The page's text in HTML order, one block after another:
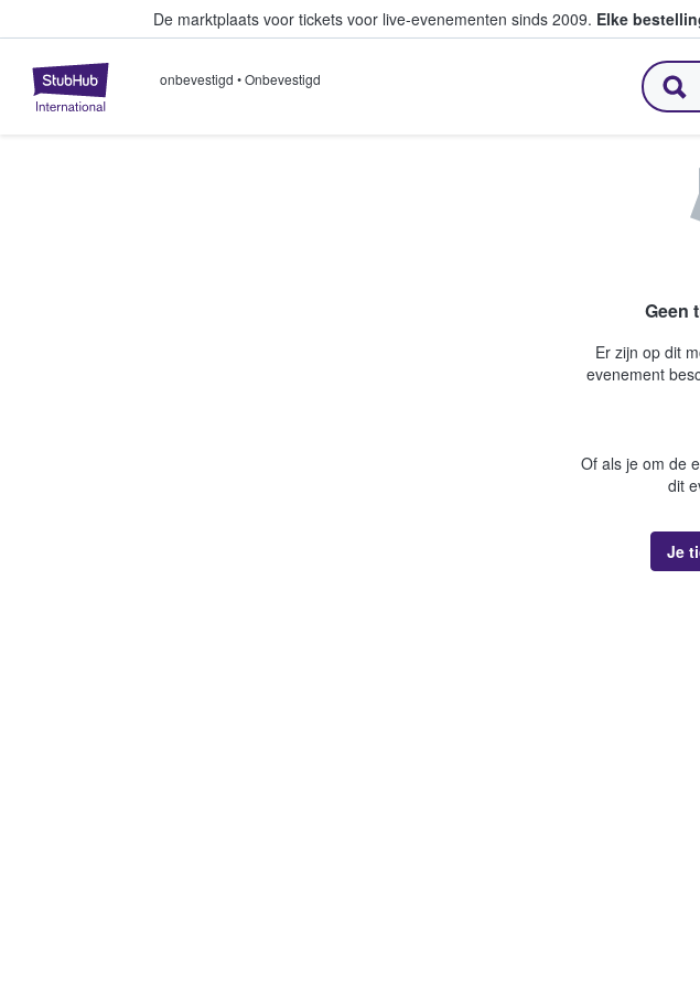
De marktplaats voor tickets voor live-evenementen sinds 2009. Elke
StubHub: waar fans tickets kopen en verkopen
onbevestigd •Onbevestigd
Geen
Er zijn op dit
evenement
Of als je om de
dit
Je